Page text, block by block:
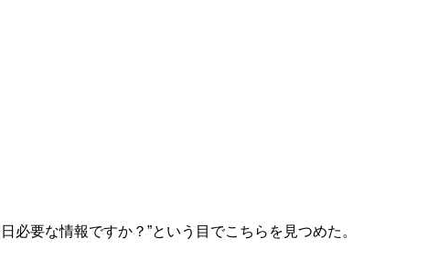
要な情報ですか？”という目でこちらを見つめた。